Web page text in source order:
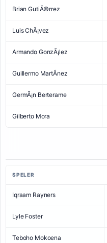
Brian GutiÃ©rrez
Luis ChÃ¡vez
Armando GonzÃ¡lez
Guillermo MartÃ­nez
GermÃ¡n Berterame
Gilberto Mora
SPELER
Iqraam Rayners
Lyle Foster
Teboho Mokoena